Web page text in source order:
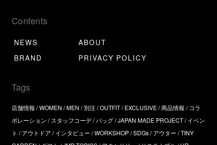
Contents
NEWS
ABOUT
BRAND
PRIVACY POLICY
Tags
店舗情報 WOMEN MEN 別注 OUTFIT EXCLUSIVE 商品情報
コラ
ボレーション
スタッフコーデ バッグ JAPAN MADE PROJECT イベン
ト
アウトドア インタビュー WORKSHOP SDGs アウター TINY